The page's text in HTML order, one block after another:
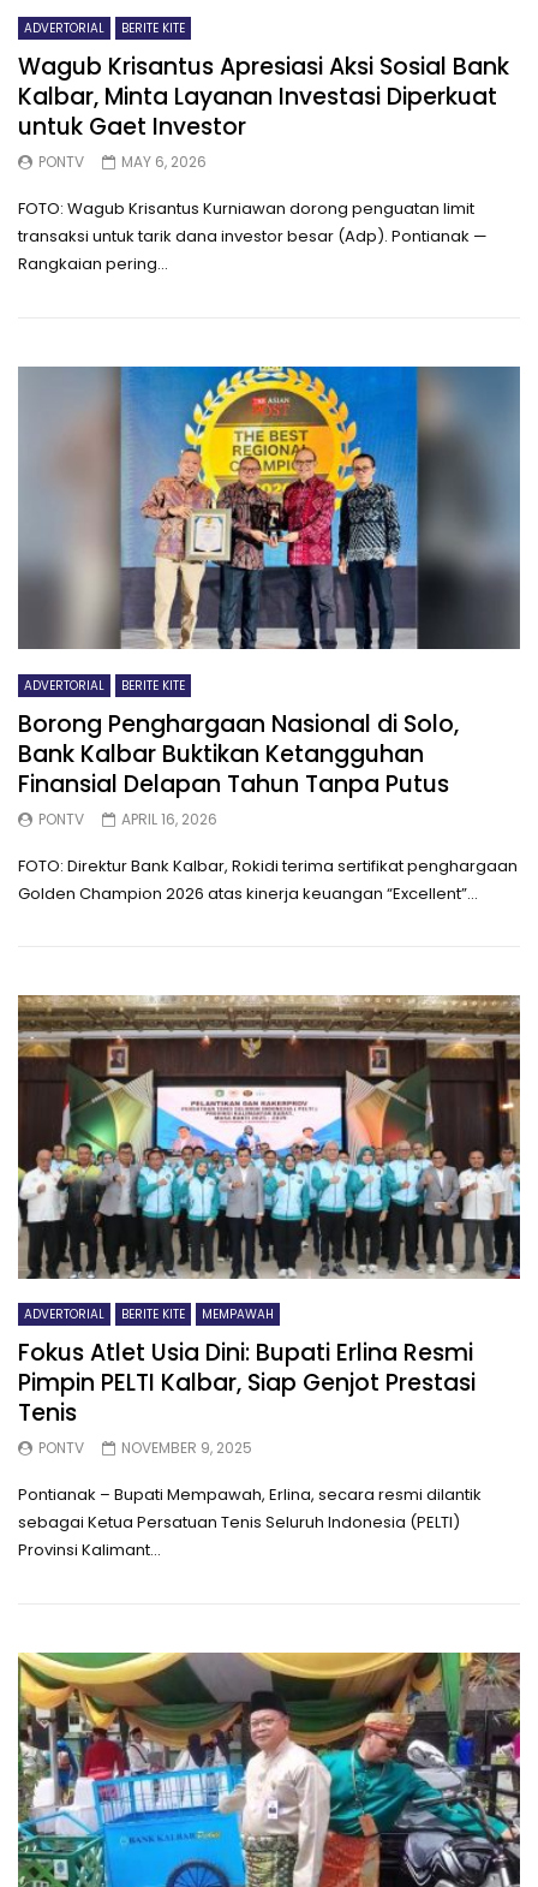
ADVERTORIAL BERITE KITE
Wagub Krisantus Apresiasi Aksi Sosial Bank
Kalbar, Minta Layanan Investasi Diperkuat
untuk Gaet Investor
PONTV MAY 6, 2026
FOTO: Wagub Krisantus Kurniawan dorong penguatan limit
transaksi untuk tarik dana investor besar (Adp). Pontianak —
Rangkaian pering...
ADVERTORIAL BERITE KITE
Borong Penghargaan Nasional di Solo,
Bank Kalbar Buktikan Ketangguhan
Finansial Delapan Tahun Tanpa Putus
PONTV APRIL 16, 2026
FOTO: Direktur Bank Kalbar, Rokidi terima sertifikat penghargaan
Golden Champion 2026 atas kinerja keuangan “Excellent”...
ADVERTORIAL BERITE KITE MEMPAWAH
Fokus Atlet Usia Dini: Bupati Erlina Resmi
Pimpin PELTI Kalbar, Siap Genjot Prestasi
Tenis
PONTV NOVEMBER 9, 2025
Pontianak – Bupati Mempawah, Erlina, secara resmi dilantik
sebagai Ketua Persatuan Tenis Seluruh Indonesia (PELTI)
Provinsi Kalimant...